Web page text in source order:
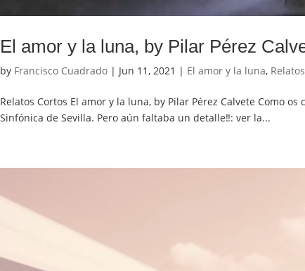
El amor y la luna, by Pilar Pérez
by Francisco Cuadrado | Jun 11, 2021 | El amor y la luna,
Relatos Cortos El amor y la luna, by Pilar Pérez Calvete Como
Sinfónica de Sevilla. Pero aún faltaba un detalle‼️: ver la...